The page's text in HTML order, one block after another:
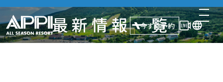
今すぐ予約
最新情報一覧